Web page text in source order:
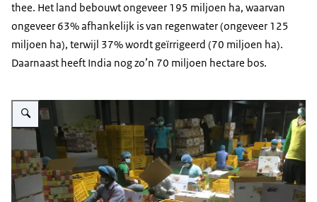
thee. Het land bebouwt ongeveer 195 miljoen ha, waarvan
ongeveer 63% afhankelijk is van regenwater (ongeveer 125
miljoen ha), terwijl 37% wordt geïrrigeerd (70 miljoen ha).
Daarnaast heeft India nog zo’n 70 miljoen hectare bos.
Vergroot afbeelding Een stuk fruit gaat door letterlijk vele handen voor het